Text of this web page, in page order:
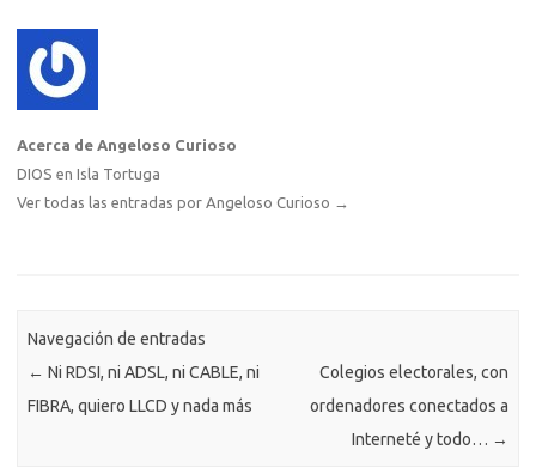
ti
r
Acerca de Angeloso Curioso
DIOS en Isla Tortuga
Ver todas las entradas por Angeloso Curioso →
Navegación de entradas
← Ni RDSI, ni ADSL, ni CABLE, ni
FIBRA, quiero LLCD y nada más
Colegios electorales, con
ordenadores conectados a
Interneté y todo… →